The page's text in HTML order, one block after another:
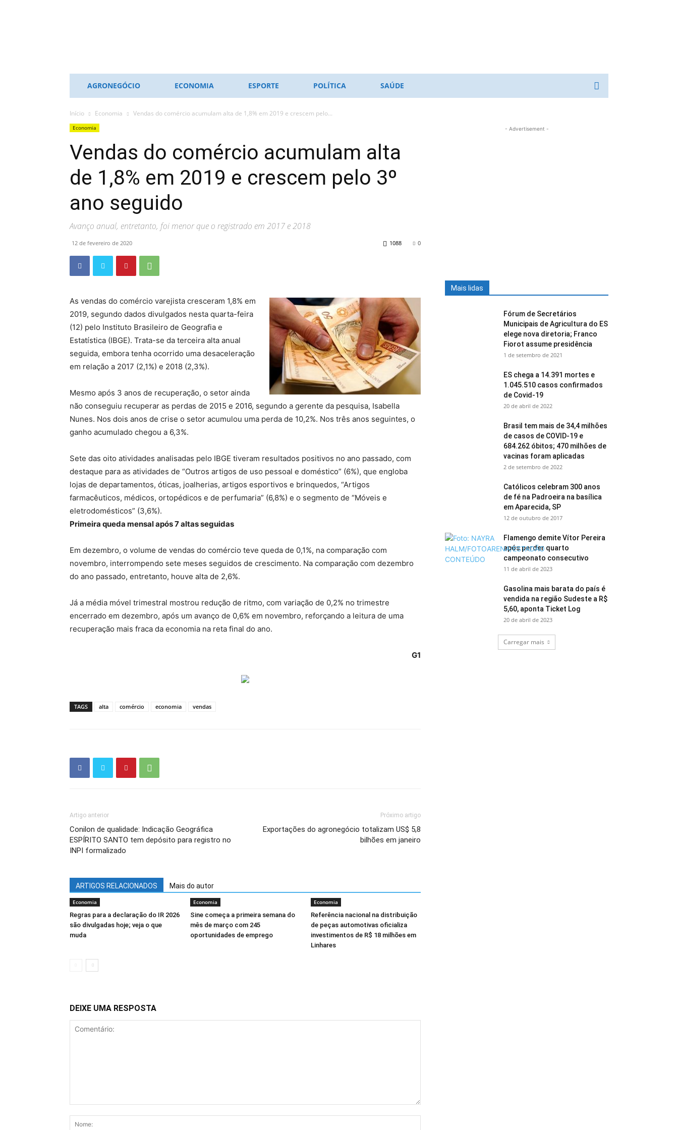
AGRONEGÓCIO ECONOMIA ESPORTE POLÍTICA SAÚDE
Início Economia Vendas do comércio acumulam alta de 1,8% em 2019 e crescem pelo...
Economia
Vendas do comércio acumulam alta
de 1,8% em 2019 e crescem pelo 3º
ano seguido
Avanço anual, entretanto, foi menor que o registrado em 2017 e 2018
12 de fevereiro de 2020 0
1088
As vendas do comércio varejista cresceram 1,8% em
2019, segundo dados divulgados nesta quarta-feira
(12) pelo Instituto Brasileiro de Geografia e
Estatística (IBGE). Trata-se da terceira alta anual
seguida, embora tenha ocorrido uma desaceleração
em relação a 2017 (2,1%) e 2018 (2,3%).
Mesmo após 3 anos de recuperação, o setor ainda
não conseguiu recuperar as perdas de 2015 e 2016, segundo a gerente da pesquisa, Isabella
Nunes. Nos dois anos de crise o setor acumulou uma perda de 10,2%. Nos três anos seguintes, o
ganho acumulado chegou a 6,3%.
Sete das oito atividades analisadas pelo IBGE tiveram resultados positivos no ano passado, com
destaque para as atividades de “Outros artigos de uso pessoal e doméstico” (6%), que engloba
lojas de departamentos, óticas, joalherias, artigos esportivos e brinquedos, “Artigos
farmacêuticos, médicos, ortopédicos e de perfumaria” (6,8%) e o segmento de “Móveis e
eletrodomésticos” (3,6%).
Primeira queda mensal após 7 altas seguidas
Em dezembro, o volume de vendas do comércio teve queda de 0,1%, na comparação com
novembro, interrompendo sete meses seguidos de crescimento. Na comparação com dezembro
do ano passado, entretanto, houve alta de 2,6%.
Já a média móvel trimestral mostrou redução de ritmo, com variação de 0,2% no trimestre
encerrado em dezembro, após um avanço de 0,6% em novembro, reforçando a leitura de uma
recuperação mais fraca da economia na reta final do ano.
G1
TAGS alta comércio economia vendas
Artigo anterior
Conilon de qualidade: Indicação Geográfica
ESPÍRITO SANTO tem depósito para registro no
INPI formalizado
Próximo artigo
Exportações do agronegócio totalizam US$ 5,8
bilhões em janeiro
ARTIGOS RELACIONADOS Mais do autor
Economia
Regras para a declaração do IR 2026
são divulgadas hoje; veja o que
muda
Economia
Sine começa a primeira semana do
mês de março com 245
oportunidades de emprego
Economia
Referência nacional na distribuição
de peças automotivas oficializa
investimentos de R$ 18 milhões em
Linhares
DEIXE UMA RESPOSTA
- Advertisement -
Mais lidas
Fórum de Secretários
Municipais de Agricultura do ES
elege nova diretoria; Franco
Fiorot assume presidência
1 de setembro de 2021
ES chega a 14.391 mortes e
1.045.510 casos confirmados
de Covid-19
20 de abril de 2022
Brasil tem mais de 34,4 milhões
de casos de COVID-19 e
684.262 óbitos; 470 milhões de
vacinas foram aplicadas
2 de setembro de 2022
Católicos celebram 300 anos
de fé na Padroeira na basílica
em Aparecida, SP
12 de outubro de 2017
Flamengo demite Vítor Pereira
após perder quarto
campeonato consecutivo
11 de abril de 2023
Gasolina mais barata do país é
vendida na região Sudeste a R$
5,60, aponta Ticket Log
20 de abril de 2023
Carregar mais